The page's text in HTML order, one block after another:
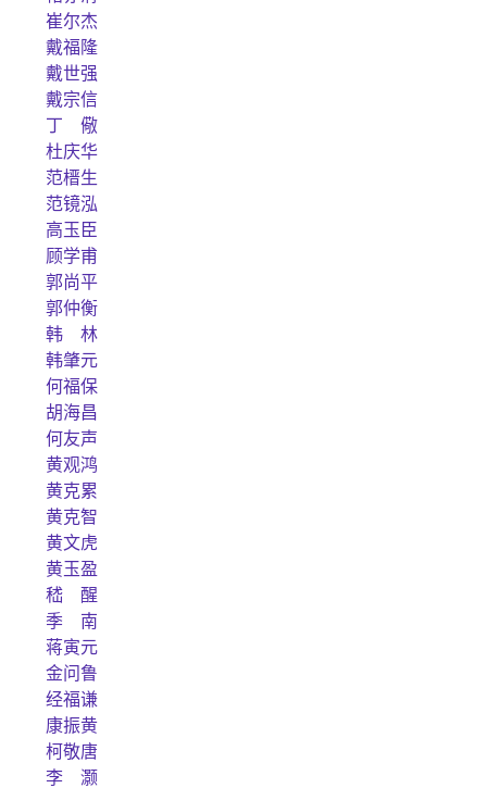
崔尔杰
戴福隆
戴世强
戴宗信
丁 儆
杜庆华
范榗生
范镜泓
高玉臣
顾学甫
郭尚平
郭仲衡
韩 林
韩肇元
何福保
胡海昌
何友声
黄观鸿
黄克累
黄克智
黄文虎
黄玉盈
嵇 醒
季 南
蒋寅元
金问鲁
经福谦
康振黄
柯敬唐
李 灏